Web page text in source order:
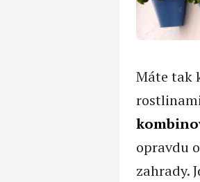
Máte tak
opravdu
zahrady.